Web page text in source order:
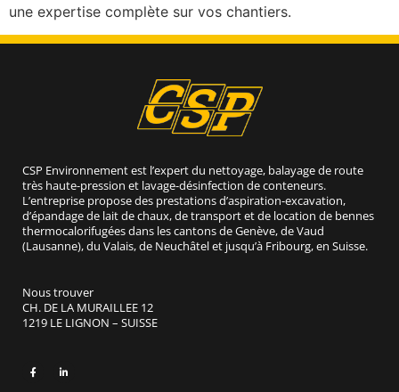
une expertise complète sur vos chantiers.
CSP Environnement est l’expert du nettoyage, balayage de route
très haute-pression et lavage-désinfection de conteneurs.
L’entreprise propose des prestations d’aspiration-excavation,
d’épandage de lait de chaux, de transport et de location de bennes
thermocalorifugées dans les cantons de Genève, de Vaud
(Lausanne), du Valais, de Neuchâtel et jusqu’à Fribourg, en Suisse.
Nous trouver
CH. DE LA MURAILLEE 12
1219 LE LIGNON – SUISSE